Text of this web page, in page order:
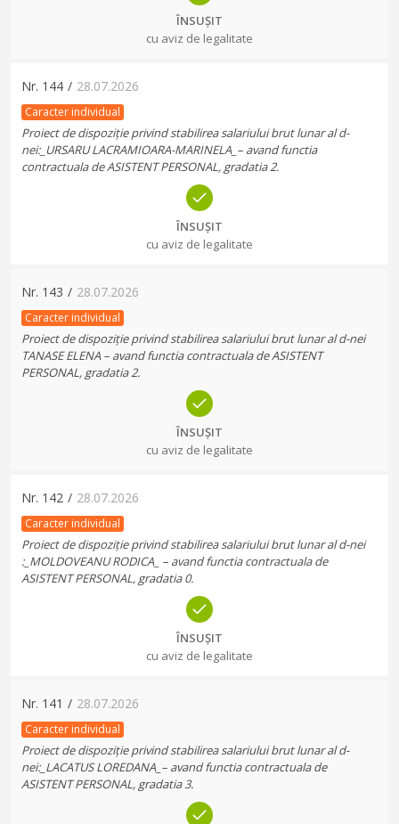
ÎNSUȘIT
cu aviz de legalitate
Nr. 144 / 28.07.2026
Caracter individual
Proiect de dispoziție privind stabilirea salariului brut lunar al d-
nei:_URSARU LACRAMIOARA-MARINELA_– avand functia
contractuala de ASISTENT PERSONAL, gradatia 2.
ÎNSUȘIT
cu aviz de legalitate
Nr. 143 / 28.07.2026
Caracter individual
Proiect de dispoziție privind stabilirea salariului brut lunar al d-nei
TANASE ELENA – avand functia contractuala de ASISTENT
PERSONAL, gradatia 2.
ÎNSUȘIT
cu aviz de legalitate
Nr. 142 / 28.07.2026
Caracter individual
Proiect de dispoziție privind stabilirea salariului brut lunar al d-nei
:_MOLDOVEANU RODICA_ – avand functia contractuala de
ASISTENT PERSONAL, gradatia 0.
ÎNSUȘIT
cu aviz de legalitate
Nr. 141 / 28.07.2026
Caracter individual
Proiect de dispoziție privind stabilirea salariului brut lunar al d-
nei:_LACATUS LOREDANA_– avand functia contractuala de
ASISTENT PERSONAL, gradatia 3.